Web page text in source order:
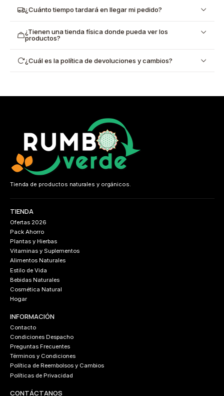
¿Cuánto tiempo tardará en llegar mi pedido?
¿Tienen una tienda física donde pueda ver los
productos?
¿Cuál es la política de devoluciones y cambios?
Tienda de productos naturales y orgánicos.
TIENDA
Ofertas 2026
Pack Ahorro
Plantas y Hierbas
Vitaminas y Suplementos
Alimentos Naturales
Estilo de Vida
Bebidas Naturales
Cosmética Natural
Hogar
INFORMACIÓN
Contacto
Condiciones Despacho
Preguntas Frecuentes
Términos y Condiciones
Política de Reembolsos y Cambios
Políticas de Privacidad
CONTÁCTANOS